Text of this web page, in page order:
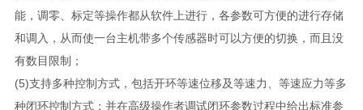
能，调零、标定等操作都从软件上进行，各参数可方便的进行存储
和调入，从而使一台主机带多个传感器时可以方便的切换，而且没
有数目限制；
(5)支持多种控制方式，包括开环等速位移及等速力、等速应力等多
种闭环控制方式；并在高级操作者调试闭环参数过程中给出标准参